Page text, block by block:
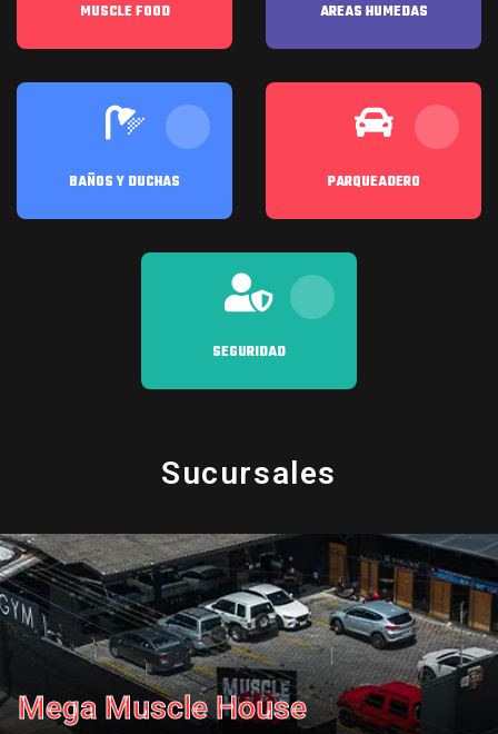
MUSCLE FOOD AREAS HUMEDAS
BAÑOS Y DUCHAS PARQUEADERO
SEGURIDAD
Sucursales
Mega Muscle House